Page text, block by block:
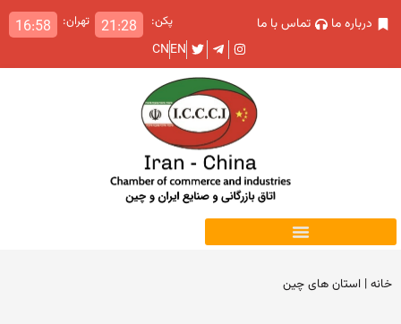
درباره ما تماس با ما پکن: 21:28 تهران: 16:58
EN
CN
خانه| استان های چین